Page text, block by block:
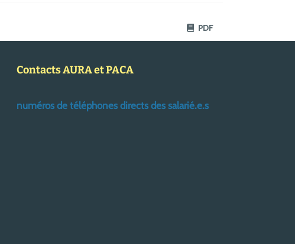
PDF
Contacts AURA et PACA
numéros de téléphones directs des salarié.e.s